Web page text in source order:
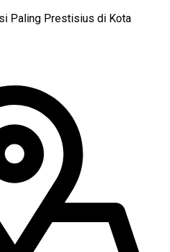
Paling Prestisius di Kota